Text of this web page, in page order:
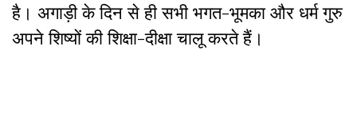
है। अगाड़ी के दिन से ही सभी भगत-भूमका और धर्म गुरु
अपने शिष्यों की शिक्षा-दीक्षा चालू करते हैं।